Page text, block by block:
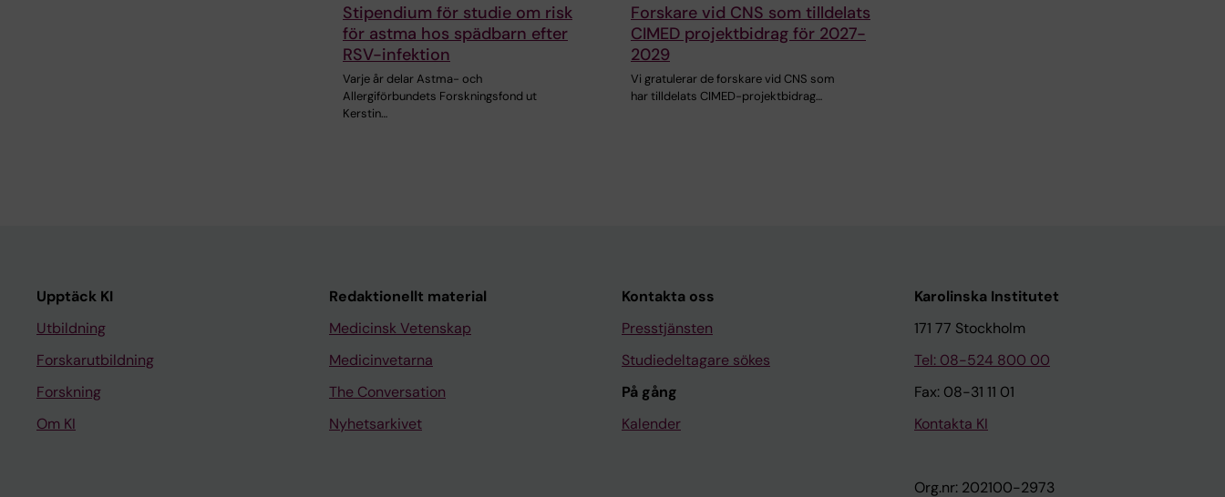
Stipendium för studie om risk
för astma hos spädbarn efter
RSV-infektion
Varje år delar Astma- och
Allergiförbundets Forskningsfond ut
Kerstin…
Forskare vid CNS som tilldelats
CIMED projektbidrag för 2027-
2029
Vi gratulerar de forskare vid CNS som
har tilldelats CIMED-projektbidrag…
Upptäck KI
Utbildning
Forskarutbildning
Forskning
Om KI
Redaktionellt material
Medicinsk Vetenskap
Medicinvetarna
The Conversation
Nyhetsarkivet
Kontakta oss
Presstjänsten
Studiedeltagare sökes
På gång
Kalender
Karolinska Institutet
171 77 Stockholm
Tel: 08-524 800 00
Fax: 08-31 11 01
Kontakta KI
Org.nr: 202100-2973